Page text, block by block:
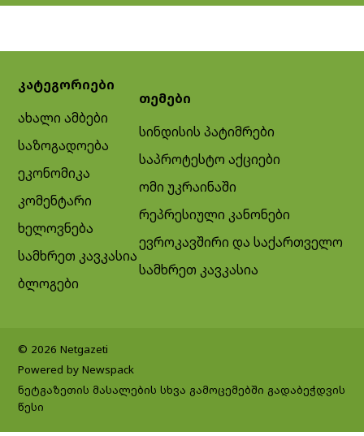
კატეგორიები
ახალი ამბები
საზოგადოება
ეკონომიკა
კომენტარი
ხელოვნება
სამხრეთ კავკასია
ბლოგები
თემები
სინდისის პატიმრები
საპროტესტო აქციები
ომი უკრაინაში
რეპრესიული კანონები
ევროკავშირი და საქართველო
სამხრეთ კავკასია
© 2026 Netgazeti
Powered by Newspack
ნეტგაზეთის მასალების სხვა გამოცემებში გადაბეჭდვის
წესი